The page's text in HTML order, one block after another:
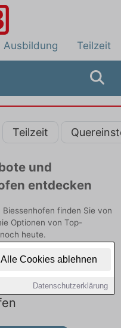
Alle Cookies ablehnen
Datenschutzerklärung
Ausbildung Teilzeit
Teilzeit
und
entdecken
finden Sie von
Optionen von Top-
heute.
bei der Bahn:
für